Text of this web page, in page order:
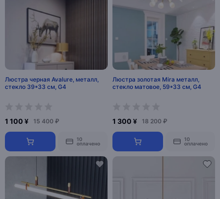
Люстра черная Avalure, металл,
стекло 39*33 см, G4
1 100 ¥ 15 400 ₽
10
оплачено
Люстра золотая Mira металл,
стекло матовое, 59*33 см, G4
1 300 ¥ 18 200 ₽
10
оплачено